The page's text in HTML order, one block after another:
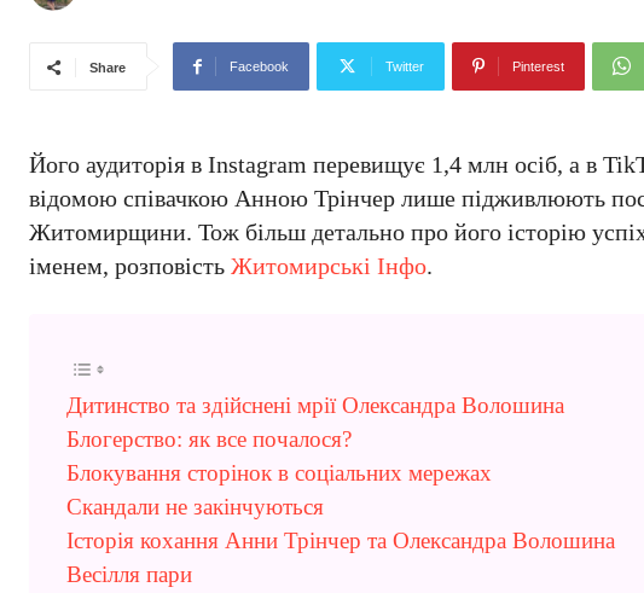
Share Facebook Twitter Pinterest
Його аудиторія в Instagram перевищує 1,4 млн осіб, а в
відомою співачкою Анною Трінчер лише підживлюють
Житомирщини. Тож більш детально про його історію
іменем, розповість Житомирські Інфо.
Дитинство та здійснені мрії Олександра Волошина
Блогерство: як все почалося?
Блокування сторінок в соціальних мережах
Скандали не закінчуються
Історія кохання Анни Трінчер та Олександра Волошина
Весілля пари